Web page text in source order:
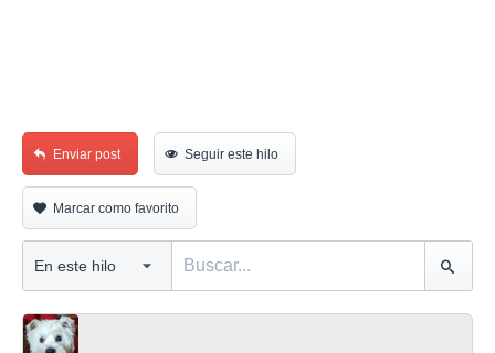
Enviar post Seguir este hilo
Marcar como favorito